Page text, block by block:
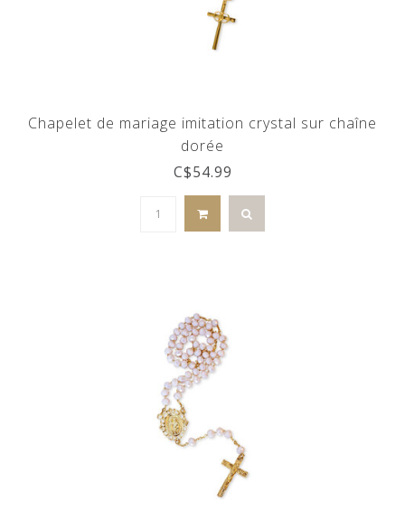
Chapelet de mariage imitation crystal sur chaîne
dorée
C$54.99